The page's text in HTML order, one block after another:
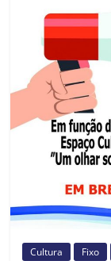
Prefeitura
Estância
Turística
Guaratinguetá
Cultura Fixo